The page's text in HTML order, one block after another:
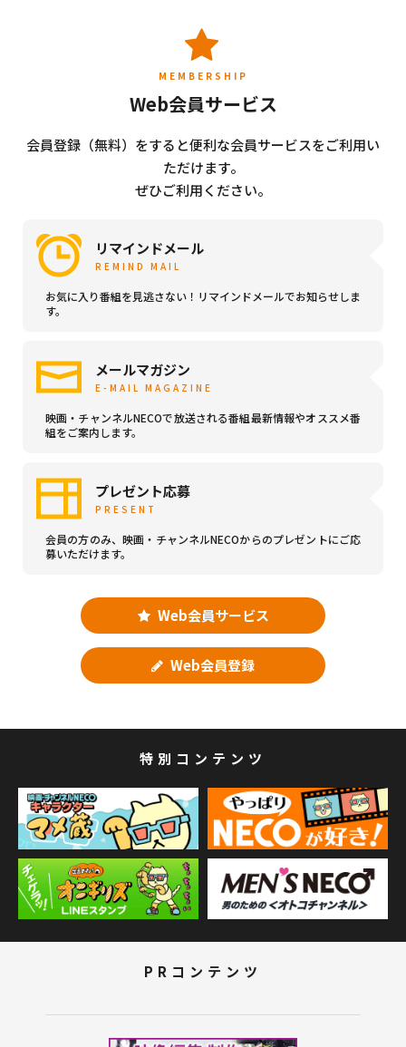
MEMBERSHIP
Web会員サービス
会員登録（無料）をすると便利な会員サービスをご利用い
ただけます。
ぜひご利用ください。
リマインドメール
REMIND MAIL
お気に入り番組を見逃さない！リマインドメールでお知らせしま
す。
メールマガジン
E-MAIL MAGAZINE
映画・チャンネルNECOで放送される番組最新情報やオススメ番
組をご案内します。
プレゼント応募
PRESENT
会員の方のみ、映画・チャンネルNECOからのプレゼントにご応
募いただけます。
Web会員サービス
Web会員登録
特別コンテンツ
PRコンテンツ